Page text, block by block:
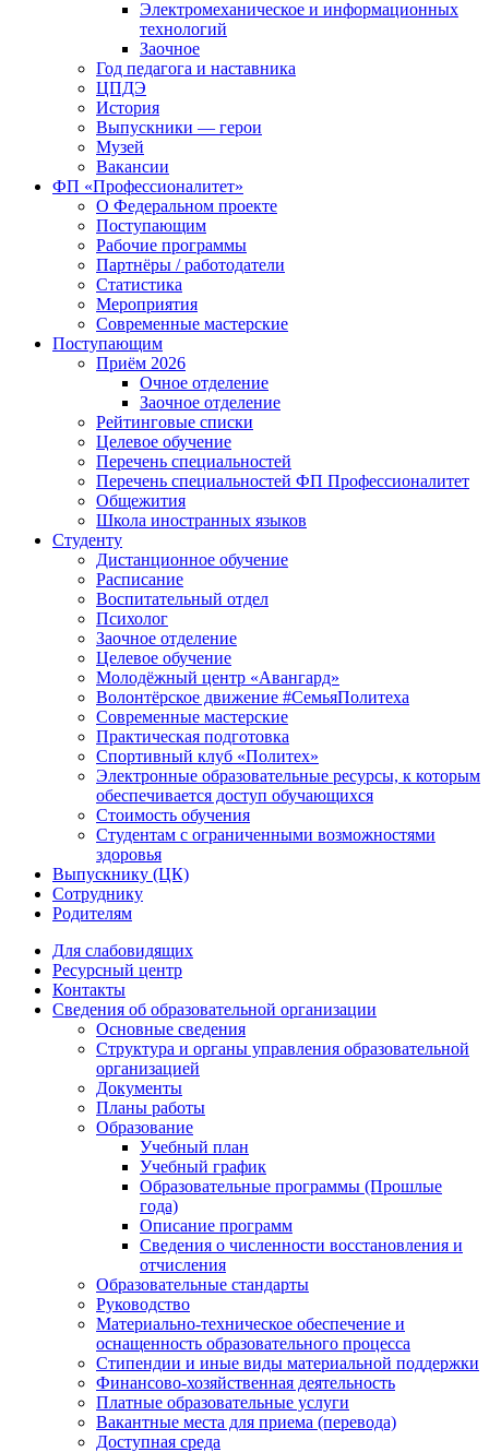
Электромеханическое и информационных
технологий
Заочное
Год педагога и наставника
ЦПДЭ
История
Выпускники — герои
Музей
Вакансии
ФП «Профессионалитет»
О Федеральном проекте
Поступающим
Рабочие программы
Партнёры / работодатели
Статистика
Мероприятия
Современные мастерские
Поступающим
Приём 2026
Очное отделение
Заочное отделение
Рейтинговые списки
Целевое обучение
Перечень специальностей
Перечень специальностей ФП Профессионалитет
Общежития
Школа иностранных языков
Студенту
Дистанционное обучение
Расписание
Воспитательный отдел
Психолог
Заочное отделение
Целевое обучение
Молодёжный центр «Авангард»
Волонтёрское движение #СемьяПолитеха
Современные мастерские
Практическая подготовка
Спортивный клуб «Политех»
Электронные образовательные ресурсы, к которым
обеспечивается доступ обучающихся
Стоимость обучения
Студентам с ограниченными возможностями
здоровья
Выпускнику (ЦК)
Сотруднику
Родителям
Для слабовидящих
Ресурсный центр
Контакты
Сведения об образовательной организации
Основные сведения
Структура и органы управления образовательной
организацией
Документы
Планы работы
Образование
Учебный план
Учебный график
Образовательные программы (Прошлые
года)
Описание программ
Сведения о численности восстановления и
отчисления
Образовательные стандарты
Руководство
Материально-техническое обеспечение и
оснащенность образовательного процесса
Стипендии и иные виды материальной поддержки
Финансово-хозяйственная деятельность
Платные образовательные услуги
Вакантные места для приема (перевода)
Доступная среда